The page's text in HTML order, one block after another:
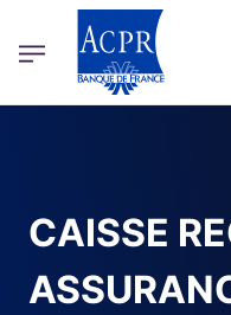
ACPR Menu Principal
CAISSE